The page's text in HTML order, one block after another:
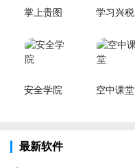
掌上贵图 学习兴税
安全学院 空中课堂
最新软件